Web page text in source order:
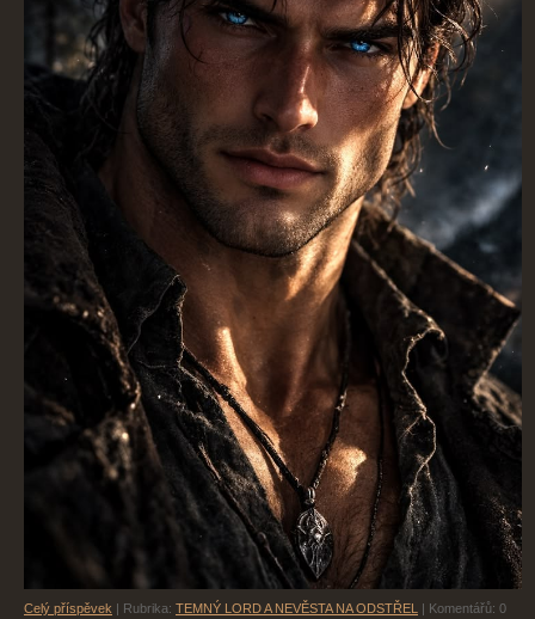
Celý příspěvek Rubrika: TEMNÝ LORD A NEVĚSTA NA ODSTŘEL Komentářů: 0